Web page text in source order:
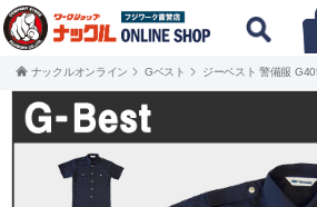
ナックルオンライン Gベスト ジーベスト 警備服